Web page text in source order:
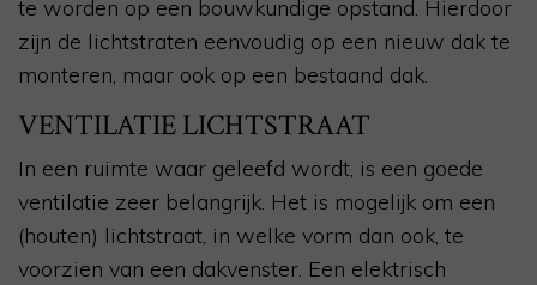
te worden op een bouwkundige opstand. Hierdoor
zijn de lichtstraten eenvoudig op een nieuw dak te
monteren, maar ook op een bestaand dak.
VENTILATIE LICHTSTRAAT
In een ruimte waar geleefd wordt, is een goede
ventilatie zeer belangrijk. Het is mogelijk om een
(houten) lichtstraat, in welke vorm dan ook, te
voorzien van een dakvenster. Een elektrisch